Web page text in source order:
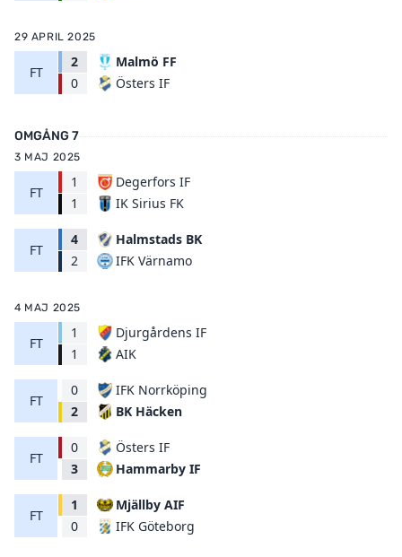
29 APRIL 2025
FT
2
0
Malmö FF
Östers IF
OMGÅNG 7
3 MAJ 2025
FT
1
1
Degerfors IF
IK Sirius FK
FT
4
2
Halmstads BK
IFK Värnamo
4 MAJ 2025
FT
1
1
Djurgårdens IF
AIK
FT
0
2
IFK Norrköping
BK Häcken
FT
0
3
Östers IF
Hammarby IF
FT
1
0
Mjällby AIF
IFK Göteborg